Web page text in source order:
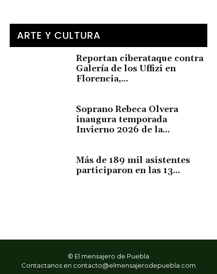
ARTE Y CULTURA
Reportan ciberataque contra
Galería de los Uffizi en
Florencia,...
Soprano Rebeca Olvera
inaugura temporada
Invierno 2026 de la...
Más de 189 mil asistentes
participaron en las 13...
© El mensajero de Puebla
Contactanos en contacto@elmensajerodepuebla.com